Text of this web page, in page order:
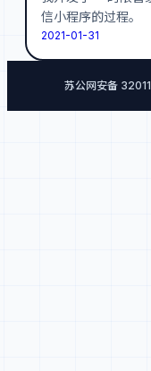
信小程序的过程。
2021-01-31
苏公网安备